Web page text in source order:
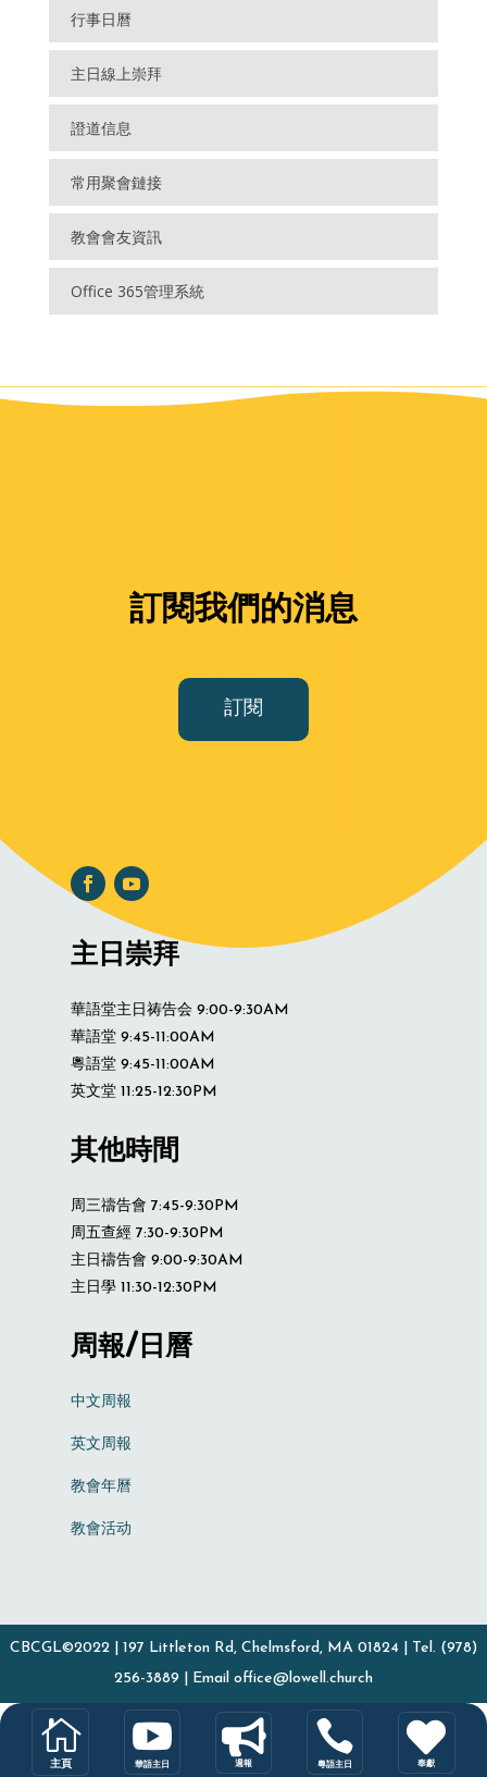
行事日曆
主日線上崇拜
證道信息
常用聚會鏈接
教會會友資訊
Office 365管理系統
訂閱我們的消息
訂閱
主日崇拜
華語堂主日祷告会 9:00-9:30AM
華語堂 9:45-11:00AM
粵語堂 9:45-11:00AM
英文堂 11:25-12:30PM
其他時間
周三禱告會 7:45-9:30PM
周五查經 7:30-9:30PM
主日禱告會 9:00-9:30AM
主日學 11:30-12:30PM
周報/日曆
中文周報
英文周報
教會年曆
教會活动
CBCGL©2022 | 197 Littleton Rd, Chelmsford, MA 01824 | Tel. (978)
256-3889 | Email office@lowell.church

主頁

華語主日

週報

粵語主日

奉獻

主頁

華語主日

週報

粵語主日

奉獻